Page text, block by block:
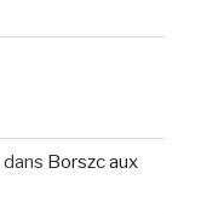
dans Borszc aux